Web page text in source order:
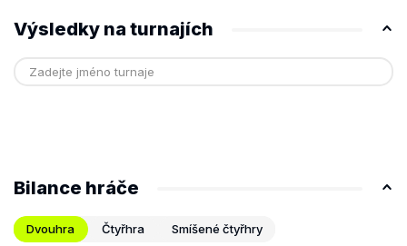
Výsledky na turnajích
Bilance hráče
Dvouhra Čtyřhra Smíšené čtyřhry